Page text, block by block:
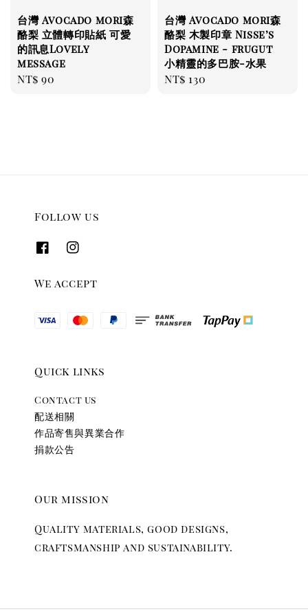
台灣 Avocado mori森
酪梨 立體轉印貼紙 可愛
的訊息Lovely
message
Regular
NT$ 90
台灣 Avocado mori森
酪梨 木製印章 Nisse’s
Dopamine - frugut
小精靈的多巴胺-水果
Regular
NT$ 130
Follow us
We accept
Quick links
Contact us
配送相關
作品寄售與異業合作
捐款公告
Our mission
Quality materials, good designs,
craftsmanship and sustainability.